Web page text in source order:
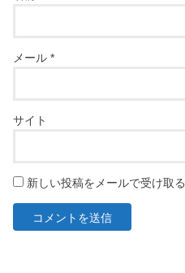
メール*
サイト
新しい投稿をメールで受け取る